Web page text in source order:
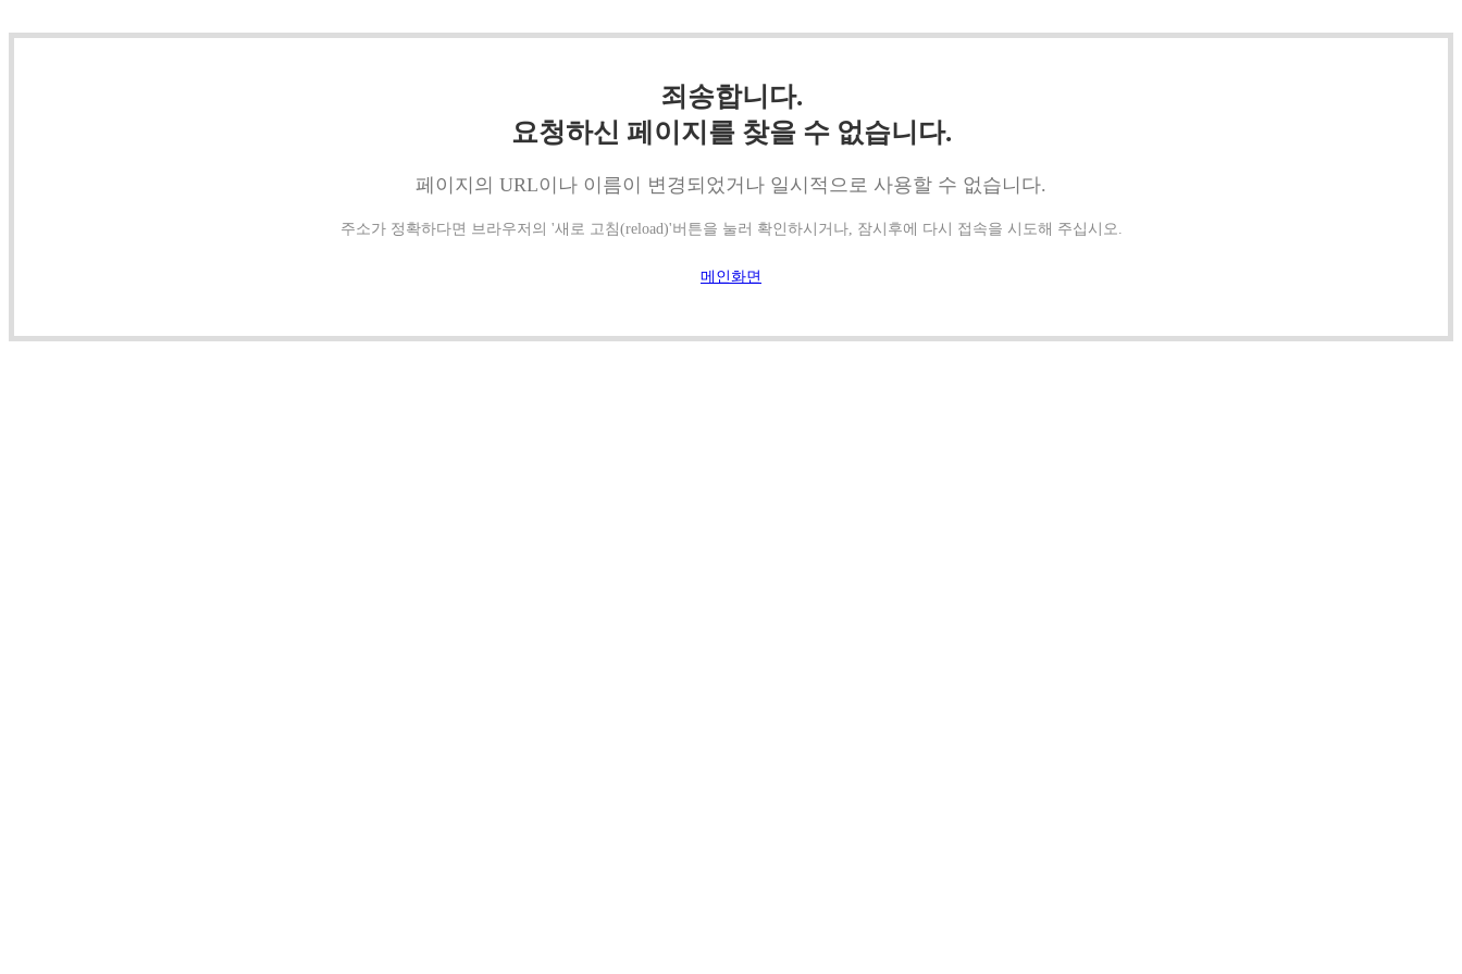
죄송합니다.
요청하신 페이지를 찾을 수 없습니다.
페이지의 URL이나 이름이 변경되었거나 일시적으로 사용할 수 없습니다.
주소가 정확하다면 브라우저의 '새로 고침(reload)'버튼을 눌러 확인하시거나, 잠시후에 다시 접속을 시도해 주십시오.
메인화면